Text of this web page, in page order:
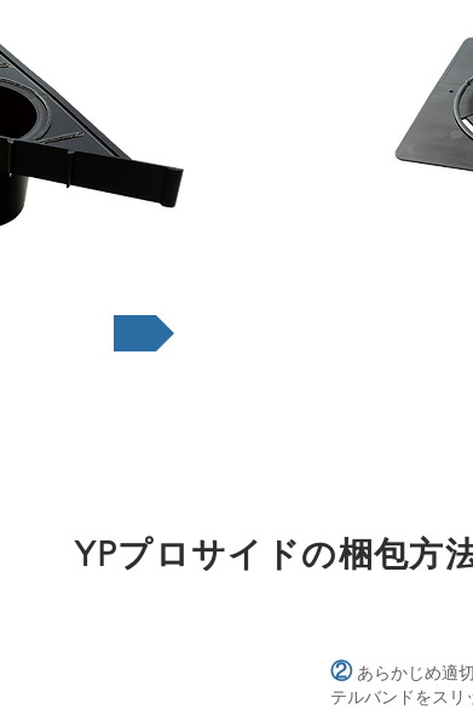
YPプロサイドの梱包方
②あらかじめ適
テルバンドをスリ